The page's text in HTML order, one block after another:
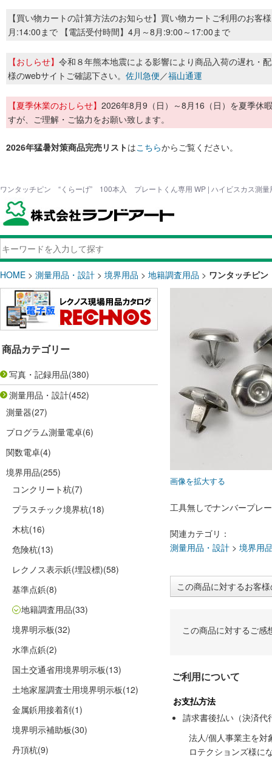
【買い物カートの計算方法のお知らせ】買い物カートご利用のお客
月:14:00まで 【電話受付時間】4月～8月:9:00～17:00まで
【おしらせ】 令和８年熊本地震による影響により商品入荷の遅れ・
様のwebサイトご確認下さい。 佐川急便／福山通運
【夏季休業のおしらせ】 2026年8月9（日）～8月16（日）を夏季休
すが、ご理解・ご協力をお願い致します。
2026年猛暑対策商品完売リストはこちらからご覧ください。
ワンタッチピン “くらーげ” 100本入 プレートくん専用 WP | ハイビスカス測量
HOME > 測量用品・設計 > 境界用品 > 地籍調査用品 > ワンタッチピ
商品カテゴリー
写真・記録用品(380)
測量用品・設計(452)
測量器(27)
プログラム測量電卓(6)
関数電卓(4)
境界用品(255)
コンクリート杭(7)
プラスチック境界杭(18)
木杭(16)
危険杭(13)
レクノス表示鋲(埋設標)(58)
基準点鋲(8)
地籍調査用品(33)
境界明示板(32)
水準点鋲(2)
国土交通省用境界明示板(13)
土地家屋調査士用境界明示板(12)
金属鋲用接着剤(1)
境界明示補助板(30)
丹頂杭(9)
画像を拡大する
工具無しでナンバープレ
関連カテゴリ：
測量用品・設計 > 境界用
この商品に対するお客
この商品に対するご感
ご利用について
お支払方法
請求書後払い（決済代
法人/個人事業主を対
ロテクションズ様に